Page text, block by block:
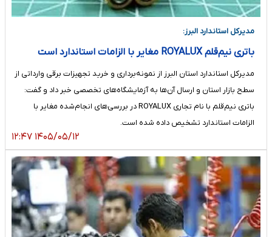
مدیرکل استاندارد البرز:
باتری نیم‌قلم ROYALUX مغایر با الزامات استاندارد است
مدیرکل استاندارد استان البرز از نمونه‌برداری و خرید تجهیزات برقی وارداتی از
سطح بازار استان و ارسال آن‌ها به آزمایشگاه‌های تخصصی خبر داد و گفت:
باتری نیم‌قلم با نام تجاری ROYALUX در بررسی‌های انجام‌شده مغایر با
الزامات استاندارد تشخیص داده شده است.
۱۴۰۵/۰۵/۱۲ ۱۲:۴۷